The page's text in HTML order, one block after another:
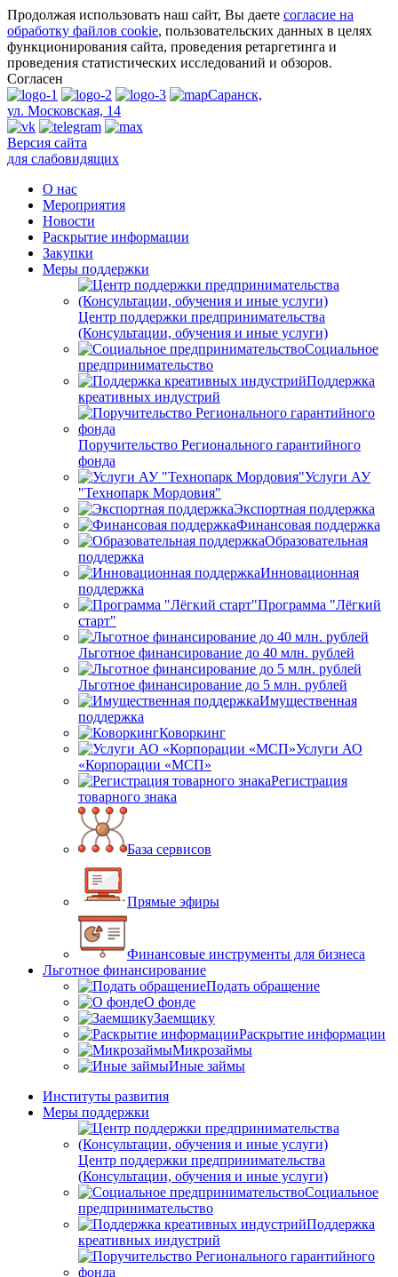
Продолжая использовать наш сайт, Вы даете согласие на
обработку файлов cookie, пользовательских данных в целях
функционирования сайта, проведения ретаргетинга и
проведения статистических исследований и обзоров.
Согласен
Саранск,
ул. Московская, 14
Версия сайта
для слабовидящих
О нас
Мероприятия
Новости
Раскрытие информации
Закупки
Меры поддержки
Центр поддержки предпринимательства
(Консультации, обучения и иные услуги)
Социальное
предпринимательство
Поддержка
креативных индустрий
Поручительство Регионального гарантийного
фонда
Услуги АУ
"Технопарк Мордовия"
Экспортная поддержка
Финансовая поддержка
Образовательная
поддержка
Инновационная
поддержка
Программа "Лёгкий
старт"
Льготное финансирование до 40 млн. рублей
Льготное финансирование до 5 млн. рублей
Имущественная
поддержка
Коворкинг
Услуги АО
«Корпорации «МСП»
Регистрация
товарного знака
База сервисов
Прямые эфиры
Финансовые инструменты для бизнеса
Льготное финансирование
Подать обращение
О фонде
Заемщику
Раскрытие информации
Микрозаймы
Иные займы
Институты развития
Меры поддержки
Центр поддержки предпринимательства
(Консультации, обучения и иные услуги)
Социальное
предпринимательство
Поддержка
креативных индустрий